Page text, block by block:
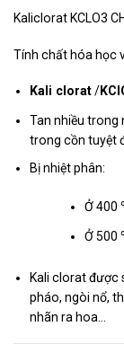
Kaliclorat KCLO3
Tính chất hóa học
Kali clorat/
Tan nhiều trong
trong cồn tuyệt
Bị nhiệt phân:
Ở 400
Ở 500
Kali clorat được
pháo, ngòi nổ,
nhãn ra hoa…